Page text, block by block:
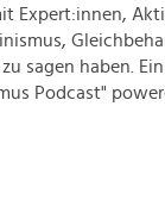
Expert:innen,
sagen haben.
Podcast"